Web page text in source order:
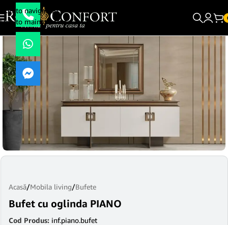
Skip to navigation
Skip to main content
Acasă/Mobila living/Bufete
Bufet cu oglinda PIANO
Cod Produs: inf.piano.bufet